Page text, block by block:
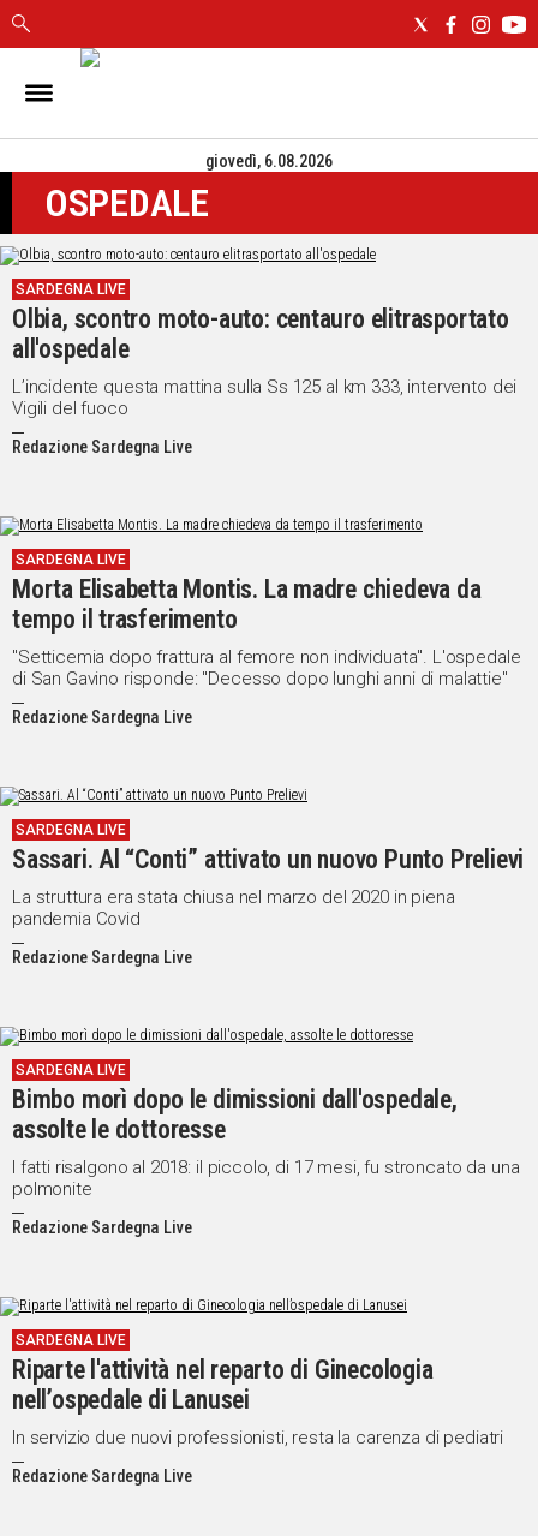
IN
CAGLIARI
SASSARI
NUORO
ORISTANO
SULCIS
GALLURA
OGLIASTRA
MEDIO
CAMPIDANO
POLITICA
IN
ITALIA
NEL
MONDO
SPORT
EVENTI
VIDEO
UNISCITI
WHATSAPP
Social
giovedì, 6.08.2026
OSPEDALE
SARDEGNA LIVE
Olbia, scontro moto-auto: centauro elitrasportato
all'ospedale
L’incidente questa mattina sulla Ss 125 al km 333, intervento dei
Vigili del fuoco
Redazione Sardegna Live
SARDEGNA LIVE
Morta Elisabetta Montis. La madre chiedeva da
tempo il trasferimento
"Setticemia dopo frattura al femore non individuata". L'ospedale
di San Gavino risponde: "Decesso dopo lunghi anni di malattie"
Redazione Sardegna Live
SARDEGNA LIVE
Sassari. Al “Conti” attivato un nuovo Punto Prelievi
La struttura era stata chiusa nel marzo del 2020 in piena
pandemia Covid
Redazione Sardegna Live
SARDEGNA LIVE
Bimbo morì dopo le dimissioni dall'ospedale,
assolte le dottoresse
I fatti risalgono al 2018: il piccolo, di 17 mesi, fu stroncato da una
polmonite
Redazione Sardegna Live
SARDEGNA LIVE
Riparte l'attività nel reparto di Ginecologia
nell’ospedale di Lanusei
In servizio due nuovi professionisti, resta la carenza di pediatri
Redazione Sardegna Live